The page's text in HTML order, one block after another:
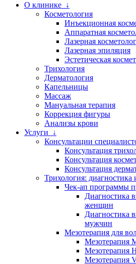
О клинике ↓
Косметология
Инъекционная
Аппаратная
Лазерная
Лазерная эпиляция
Эстетическая
Трихология
Дерматология
Капельницы
Массаж
Мануальная терапия
Коррекция фигуры
Анализы крови
Услуги ↓
Консультации
Консультация
Консультация
Консультация
Трихология: диагностика
Чек-ап программы
Диагностика
женщин
Диагностика
мужчин
Мезотерапия для
Мезотерапия
Мезотерапия
Мезотерапия